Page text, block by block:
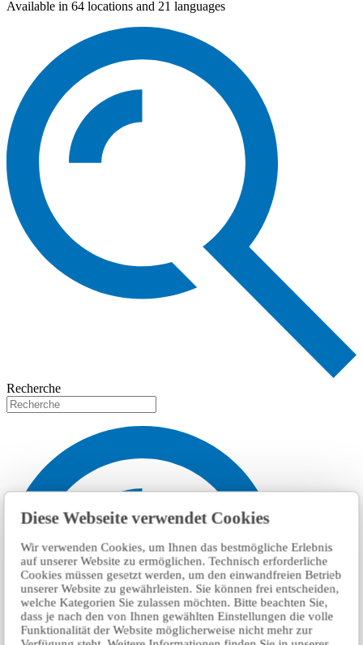
Diese Webseite verwendet Cookies
Wir verwenden Cookies, um Ihnen das bestmögliche Erlebnis
auf unserer Website zu ermöglichen. Technisch erforderliche
Cookies müssen gesetzt werden, um den einwandfreien Betrieb
unserer Website zu gewährleisten. Sie können frei entscheiden,
welche Kategorien Sie zulassen möchten. Bitte beachten Sie,
dass je nach den von Ihnen gewählten Einstellungen die volle
Funktionalität der Website möglicherweise nicht mehr zur
Available in 64 locations and 21 languages
Recherche